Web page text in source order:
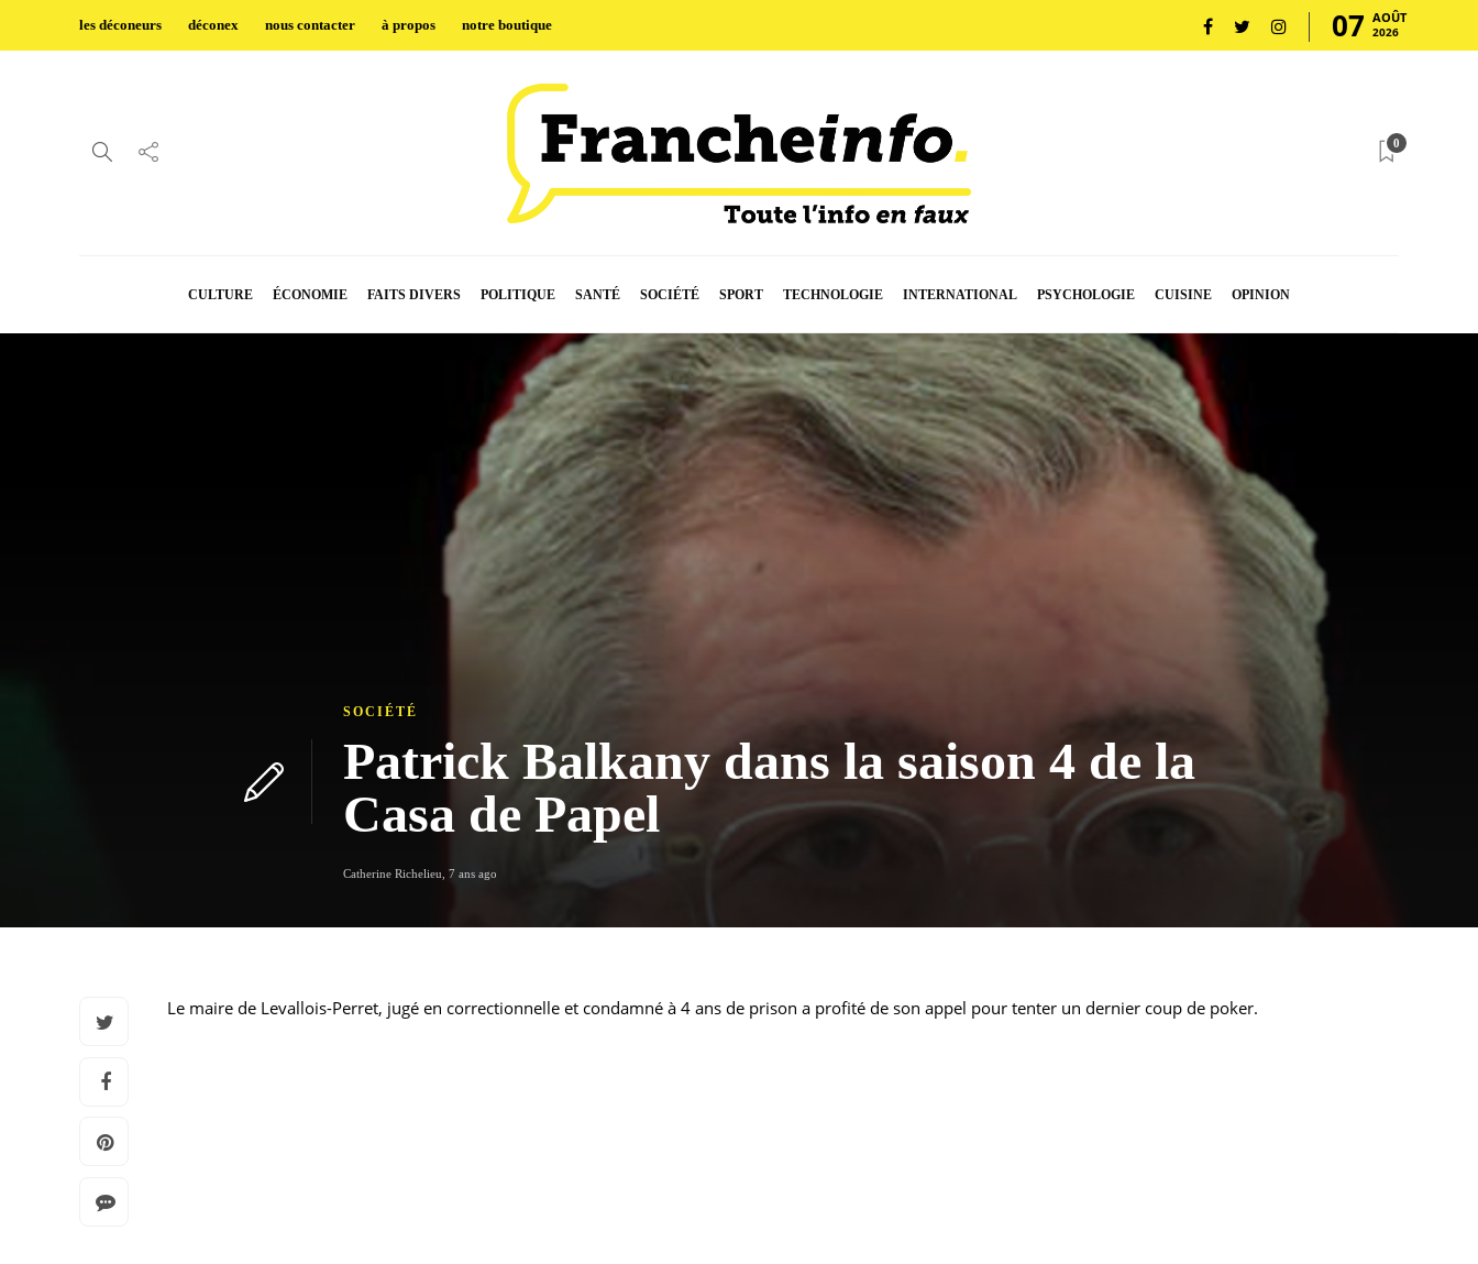
les déconeurs déconex nous contacter à propos notre boutique 07 AOÛT
2026
0
CULTURE ÉCONOMIE FAITS DIVERS POLITIQUE SANTÉ SOCIÉTÉ SPORT TECHNOLOGIE INTERNATIONAL PSYCHOLOGIE CUISINE OPINION
SOCIÉTÉ
Patrick Balkany dans la saison 4 de la
Casa de Papel
Catherine Richelieu 7 ans ago
Le maire de Levallois-Perret, jugé en correctionnelle et condamné à 4 ans de prison a profité de son appel pour tenter un dernier coup de poker.